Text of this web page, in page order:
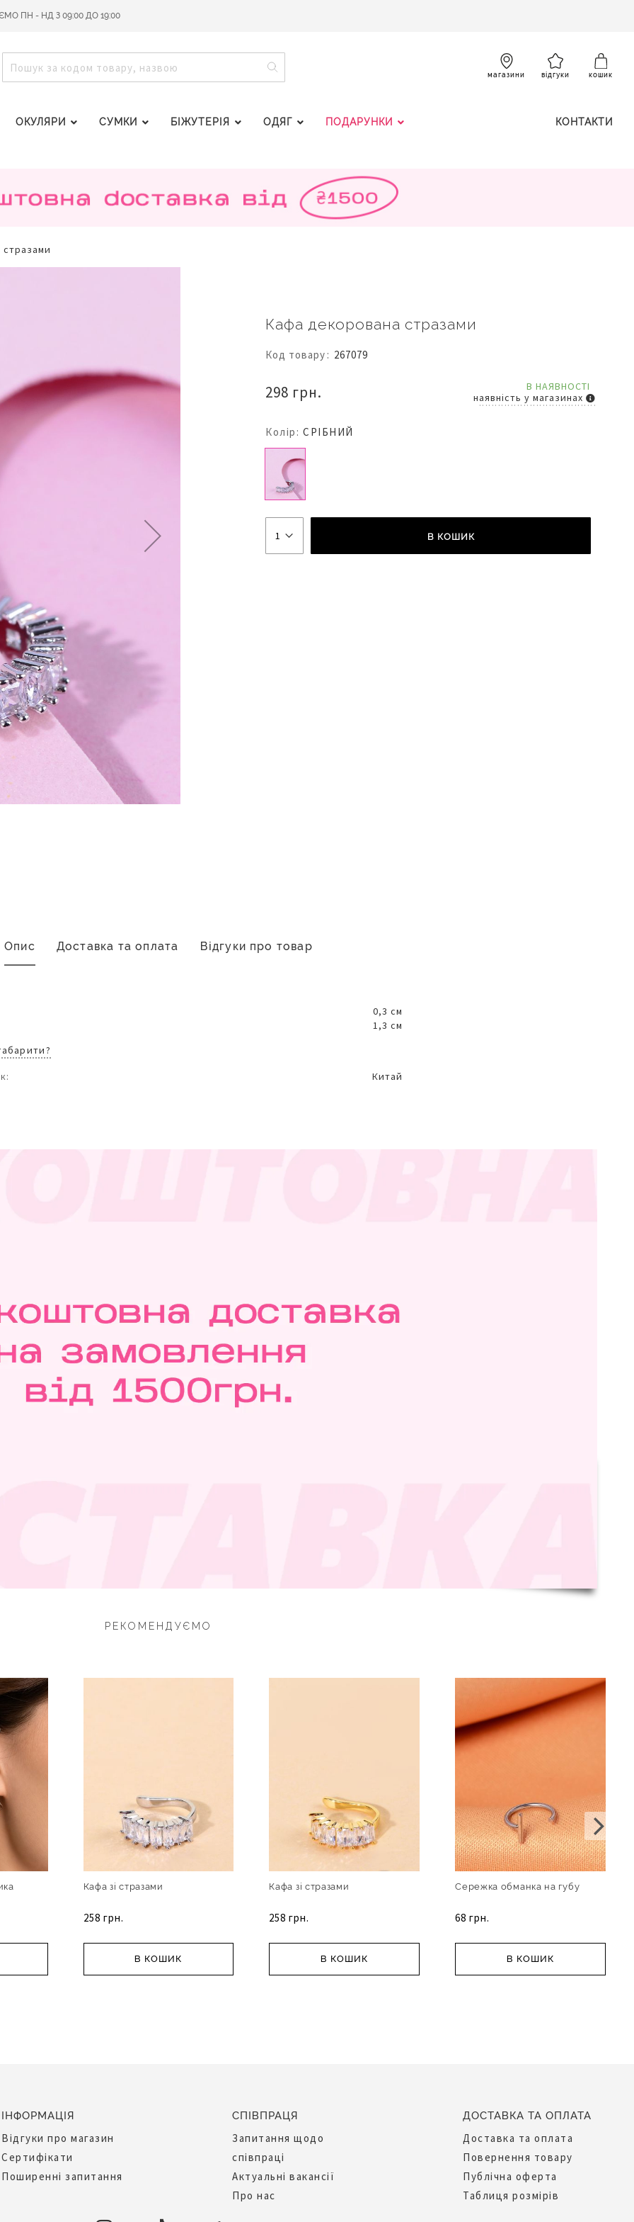
ПН - НД З 09:00 ДО 19:00
ПОШУК
магазини відгуки кошик
ОКУЛЯРИ СУМКИ БІЖУТЕРІЯ ОДЯГ ПОДАРУНКИ КОНТАКТИ
стразами
Кафа декорована стразами
Код товару 267079
298 грн.
В НАЯВНОСТІ
наявність у магазинах
Колір: СРІБНИЙ
В КОШИК
Опис Доставка та оплата Відгуки про товар
0,3 см
1,3 см
Китай
РЕКОМЕНДУЄМО
Кафа зі стразами
258 грн.
В КОШИК
Кафа зі стразами
258 грн.
В КОШИК
Сережка обманка на губу
68 грн.
В КОШИК
ІНФОРМАЦІЯ
Відгуки про магазин
Сертифікати
Поширенні запитання
СПІВПРАЦЯ
Запитання щодо
співпраці
Актуальні вакансії
Про нас
ДОСТАВКА ТА ОПЛАТА
Доставка та оплата
Повернення товару
Публічна оферта
Таблиця розмірів